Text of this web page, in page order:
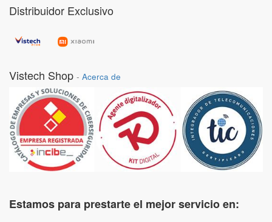
Distribuidor Exclusivo
Vistech Shop - Acerca de
Estamos para prestarte el mejor servicio en: